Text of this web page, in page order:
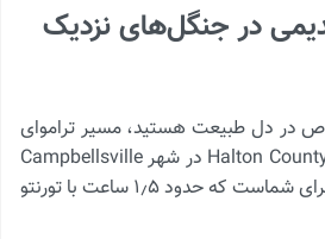
در جنگل‌های نزدیک
در دل طبیعت هستید، مسیر تراموای
قدیمی Halton County Radial Railway در شهر Campbellsville
آنتاریو، یک انتخاب عالی برای شماست که حدود ۱٫۵ ساعت با تورنتو